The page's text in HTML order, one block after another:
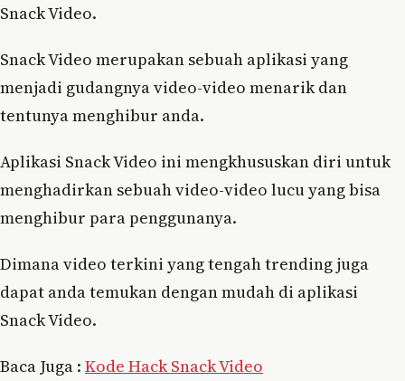
Snack Video.
Snack Video merupakan sebuah aplikasi yang
menjadi gudangnya video-video menarik dan
tentunya menghibur anda.
Aplikasi Snack Video ini mengkhususkan diri untuk
menghadirkan sebuah video-video lucu yang bisa
menghibur para penggunanya.
Dimana video terkini yang tengah trending juga
dapat anda temukan dengan mudah di aplikasi
Snack Video.
Baca Juga : Kode Hack Snack Video